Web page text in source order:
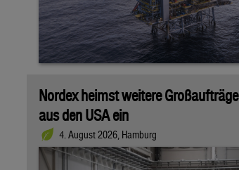
Nordex heimst weitere Großaufträge
aus den USA ein
4. August 2026, Hamburg